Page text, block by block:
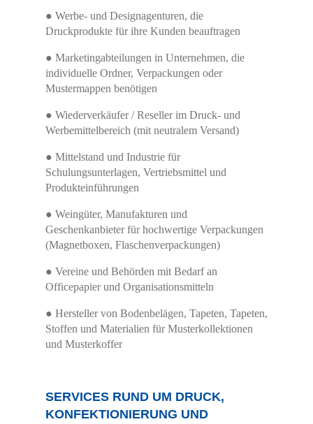
● Werbe- und Designagenturen, die
Druckprodukte für ihre Kunden beauftragen
● Marketingabteilungen in Unternehmen, die
individuelle Ordner, Verpackungen oder
Mustermappen benötigen
● Wiederverkäufer / Reseller im Druck- und
Werbemittelbereich (mit neutralem Versand)
● Mittelstand und Industrie für
Schulungsunterlagen, Vertriebsmittel und
Produkteinführungen
● Weingüter, Manufakturen und
Geschenkanbieter für hochwertige Verpackungen
(Magnetboxen, Flaschenverpackungen)
● Vereine und Behörden mit Bedarf an
Officepapier und Organisationsmitteln
● Hersteller von Bodenbelägen, Tapeten, Tapeten,
Stoffen und Materialien für Musterkollektionen
und Musterkoffer
SERVICES RUND UM DRUCK,
KONFEKTIONIERUNG UND